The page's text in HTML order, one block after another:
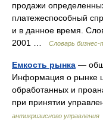
продажи
платежеспособный
и в данное время.
2001 …
Словарь
Емкость рынка —
Информация о рынке
обработанных и
при принятии
антикризисного управления